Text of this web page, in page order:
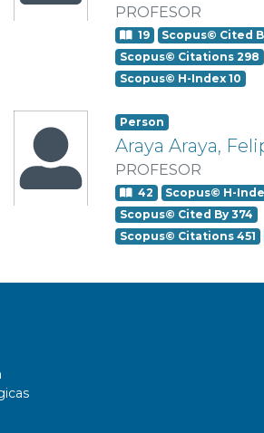
PROFESOR
19
Scopus© Cited
Scopus© Citations 298
Scopus© H-Index 10
Person
Araya Araya,
PROFESOR
42
Scopus© H-
Scopus© Cited By 374
Scopus© Citations 451